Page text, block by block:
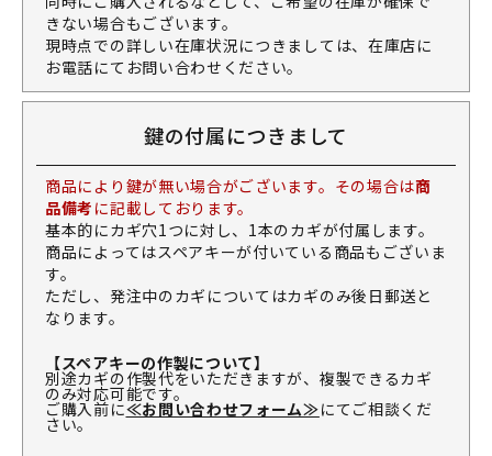
きない場合もございます。
現時点での詳しい在庫状況につきましては、在庫店に
お電話にてお問い合わせください。
鍵の付属につきまして
商品により鍵が無い場合がございます。その場合は商
品備考 に記載しております。
基本的にカギ穴1つに対し、1本のカギが付属します。
商品によってはスペアキーが付いている商品もございま
す。
ただし、発注中のカギについてはカギのみ後日郵送と
なります。
【スペアキーの作製について】
別途カギの作製代をいただきますが、複製できるカギ
のみ対応可能です。
ご購入前に≪お問い合わせフォーム≫にてご相談くだ
さい。